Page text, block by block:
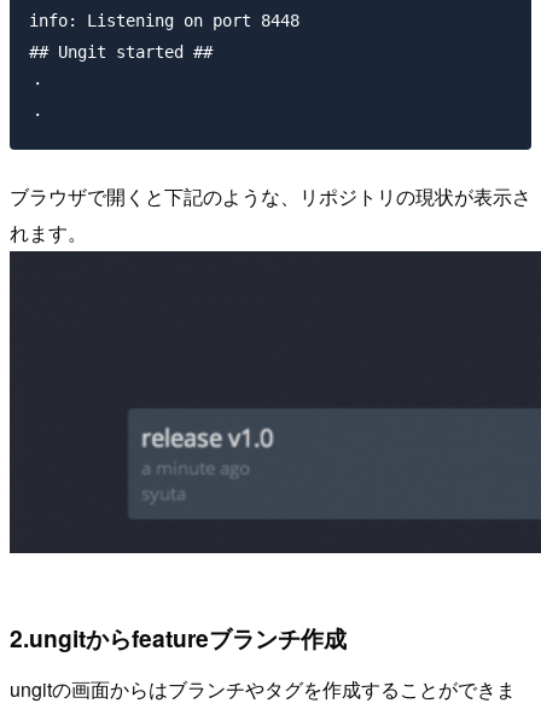
info: Listening on port 8448
## Ungit started ##
・
ブラウザで開くと下記のような、リポジトリの現状が表示さ
れます。
2.ungitからfeatureブランチ作成
ungitの画面からはブランチやタグを作成することができま